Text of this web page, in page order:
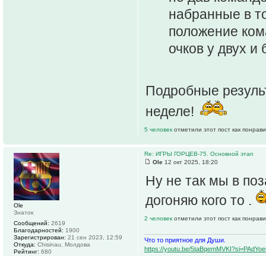
набранные в
положение
очков у двух и
Подробные
неделе!
5 человек отметили этот пост как
Re: ИГРЫ ГОРЦЕВ-75. Основной этап
Ole 12 окт 2025, 18:20
Ну не так мы в
догоняю кого то .
2 человек отметили этот пост как
Что то приятное для Души.
https://youtu.be/
Ole
Знаток
Сообщений: 2619
Благодарностей: 1900
Зарегистрирован: 21 сен 2023, 12:59
Откуда: Chisinau, Молдова
Рейтинг: 680